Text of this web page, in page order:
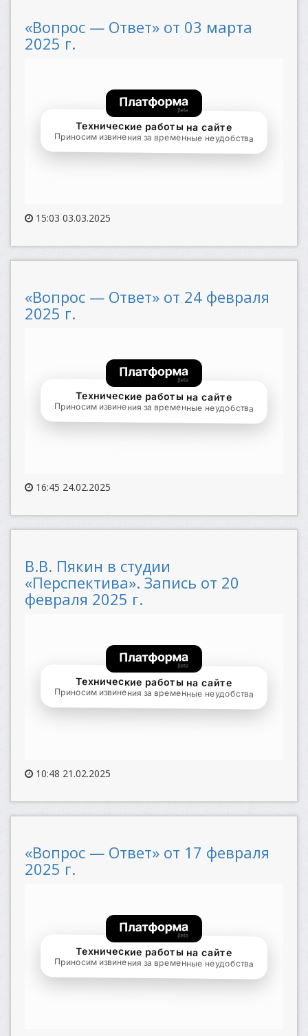
«Вопрос — Ответ» от 03 марта
2025 г.
15:03 03.03.2025
«Вопрос — Ответ» от 24 февраля
2025 г.
16:45 24.02.2025
В.В. Пякин в студии
«Перспектива». Запись от 20
февраля 2025 г.
10:48 21.02.2025
«Вопрос — Ответ» от 17 февраля
2025 г.